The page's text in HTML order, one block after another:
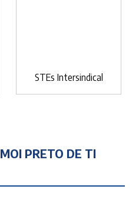
STEs Intersindical
MOI PRETO DE TI